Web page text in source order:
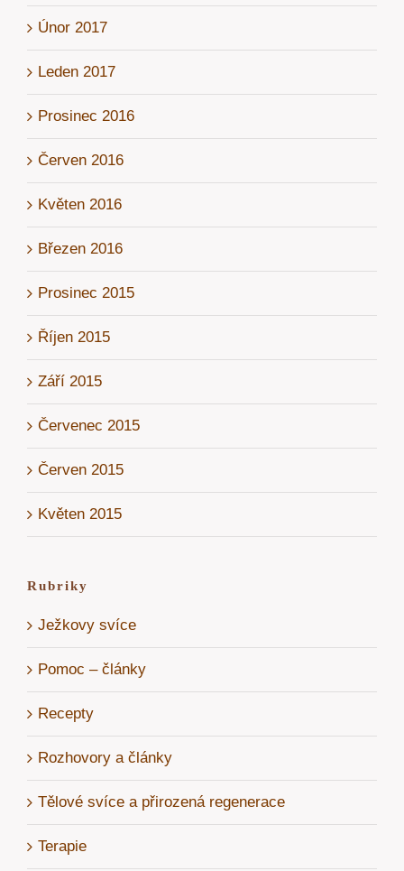
Únor 2017
Leden 2017
Prosinec 2016
Červen 2016
Květen 2016
Březen 2016
Prosinec 2015
Říjen 2015
Září 2015
Červenec 2015
Červen 2015
Květen 2015
Rubriky
Ježkovy svíce
Pomoc – články
Recepty
Rozhovory a články
Tělové svíce a přirozená regenerace
Terapie